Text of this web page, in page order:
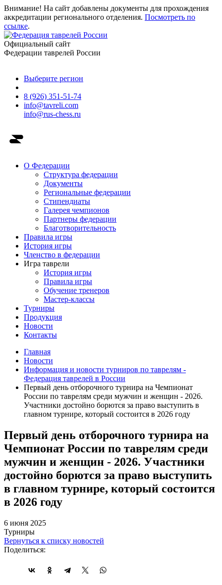
Внимание! На сайт добавлены документы для прохождения
аккредитации регионального отделения. Посмотреть по
ссылке.
Официальный сайт
Федерации таврелей России
Выберите регион
8 (926) 351-51-74
info@tavreli.com
info@rus-chess.ru
О Федерации
Структура федерации
Документы
Региональные федерации
Стипендиаты
Галерея чемпионов
Партнеры федерации
Благотворительность
Правила игры
История игры
Членство в федерации
Игра таврели
История игры
Правила игры
Обучение тренеров
Мастер-классы
Турниры
Продукция
Новости
Контакты
Главная
Новости
Информация и новости турниров по таврелям -
Федерация таврелей в России
Первый день отборочного турнира на Чемпионат
России по таврелям среди мужчин и женщин - 2026.
Участники достойно борются за право выступить в
главном турнире, который состоится в 2026 году
Первый день отборочного турнира на
Чемпионат России по таврелям среди
мужчин и женщин - 2026. Участники
достойно борются за право выступить
в главном турнире, который состоится
в 2026 году
6 июня 2025
Турниры
Вернуться к списку новостей
Поделиться: